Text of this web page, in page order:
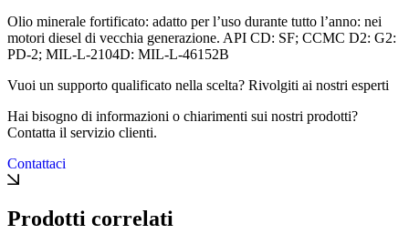
Olio minerale fortificato: adatto per l’uso durante tutto l’anno: nei
motori diesel di vecchia generazione. API CD: SF; CCMC D2: G2:
PD-2; MIL-L-2104D: MIL-L-46152B
Vuoi un supporto qualificato nella scelta? Rivolgiti ai nostri esperti
Hai bisogno di informazioni o chiarimenti sui nostri prodotti?
Contatta il servizio clienti.
Contattaci
Prodotti correlati